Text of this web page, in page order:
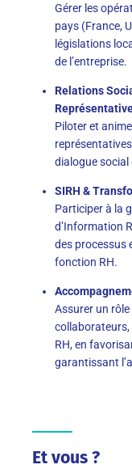
Gérer les
pays (France,
législations
de l’entreprise.
Relations
Piloter et
dialogue
SIRH &
Participer à la
d’Information
des processus
fonction RH.
Assurer un
RH, en
garantissant
Et vous ?